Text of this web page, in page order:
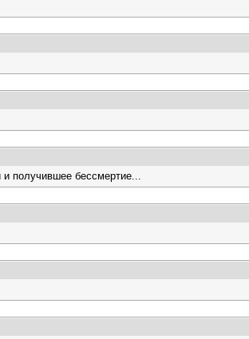
получившее бессмертие...